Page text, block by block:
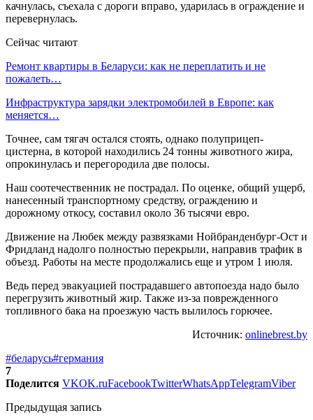
качнулась, съехала с дороги вправо, ударилась в ограждение и
перевернулась.
Сейчас читают
Ремонт квартиры в Беларуси: как не переплатить и не
пожалеть…
Инфраструктура зарядки электромобилей в Европе: как
меняется…
Точнее, сам тягач остался стоять, однако полуприцеп-
цистерна, в которой находились 24 тонны животного жира,
опрокинулась и перегородила две полосы.
Наш соотечественник не пострадал. По оценке, общий ущерб,
нанесенный транспортному средству, ограждению и
дорожному откосу, составил около 36 тысячи евро.
Движение на Любек между развязками Нойбранденбург-Ост и
Фридланд надолго полностью перекрыли, направив трафик в
объезд. Работы на месте продолжались еще и утром 1 июля.
Ведь перед эвакуацией пострадавшего автопоезда надо было
перегрузить животный жир. Также из-за поврежденного
топливного бака на проезжую часть вылилось горючее.
Источник: onlinebrest.by
#беларусь#германия
7
Поделится VKOK.ruFacebookTwitterWhatsAppTelegramViber
Предыдущая запись